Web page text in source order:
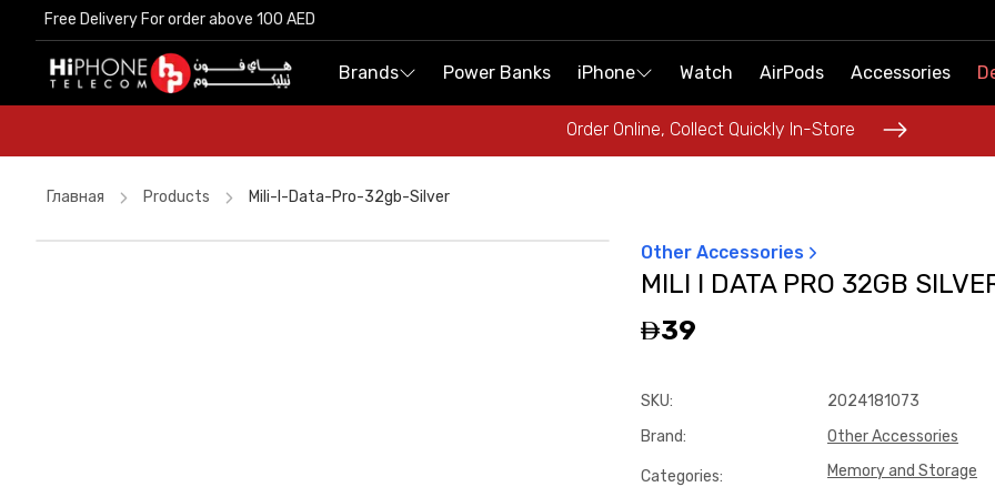
Free Delivery For order above 100 AED
Brands Power Banks iPhone Watch AirPods Accessories
Order Online, Collect Quickly In-Store
Free Delivery For order above 100 AED
Brands Power Banks iPhone Watch AirPods Accessories
Order Online, Collect Quickly In-Store
Главная Products Mili-I-Data-Pro-32gb-Silver
Other Accessories
MILI I DATA PRO 32GB
39
SKU:
2024181073
Brand: Other Accessories
Categories: Memory and Storage